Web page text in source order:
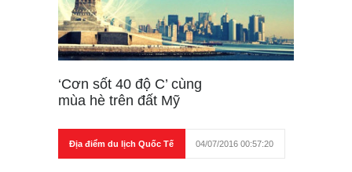
‘Cơn sốt 40 độ C’ cùng
mùa hè trên đất Mỹ
Địa điểm du lịch Quốc Tế 04/07/2016 00:57:20